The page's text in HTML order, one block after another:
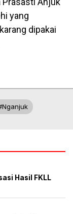
yang
dipakai
Hasil FKLL